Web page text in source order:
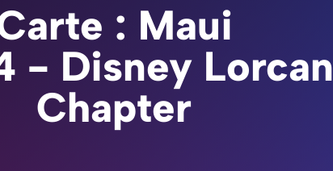
: Maui
- Disney
Chapter